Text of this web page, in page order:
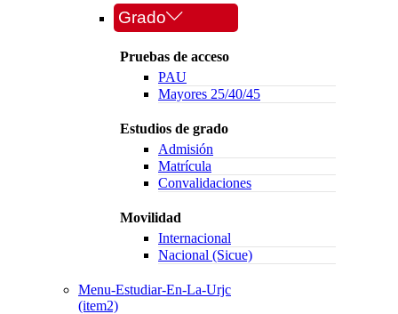
Grado
Pruebas de acceso
PAU
Mayores 25/40/45
Estudios de grado
Admisión
Matrícula
Convalidaciones
Movilidad
Internacional
Nacional (Sicue)
Menu-Estudiar-En-La-Urjc
(item2)